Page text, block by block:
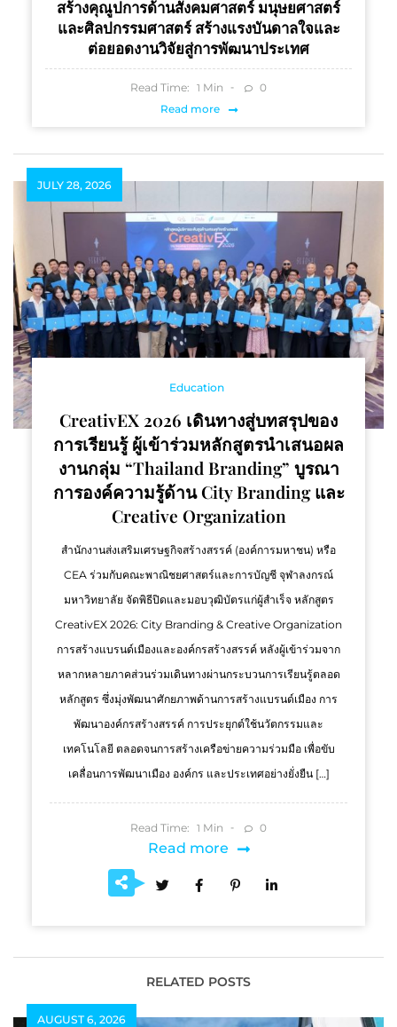
สร้างคุณูปการด้านสังคมศาสตร์ มนุษยศาสตร์
และศิลปกรรมศาสตร์ สร้างแรงบันดาลใจและ
ต่อยอดงานวิจัยสู่การพัฒนาประเทศ
Read Time: 1 Min
0
Read more
JULY 28, 2026
Education
CreativEX 2026 เดินทางสู่บทสรุปของ
การเรียนรู้ ผู้เข้าร่วมหลักสูตรนำเสนอผล
งานกลุ่ม “Thailand Branding” บูรณา
การองค์ความรู้ด้าน City Branding และ
Creative Organization
สำนักงานส่งเสริมเศรษฐกิจสร้างสรรค์ (องค์การมหาชน) หรือ
CEA ร่วมกับคณะพาณิชยศาสตร์และการบัญชี จุฬาลงกรณ์
มหาวิทยาลัย จัดพิธีปิดและมอบวุฒิบัตรแก่ผู้สำเร็จ หลักสูตร
CreativEX 2026: City Branding & Creative Organization
การสร้างแบรนด์เมืองและองค์กรสร้างสรรค์ หลังผู้เข้าร่วมจาก
หลากหลายภาคส่วนร่วมเดินทางผ่านกระบวนการเรียนรู้ตลอด
หลักสูตร ซึ่งมุ่งพัฒนาศักยภาพด้านการสร้างแบรนด์เมือง การ
พัฒนาองค์กรสร้างสรรค์ การประยุกต์ใช้นวัตกรรมและ
เทคโนโลยี ตลอดจนการสร้างเครือข่ายความร่วมมือ เพื่อขับ
เคลื่อนการพัฒนาเมือง องค์กร และประเทศอย่างยั่งยืน […]
Read Time: 1 Min 0
Read more
RELATED POSTS
AUGUST 6, 2026